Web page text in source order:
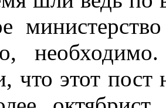
что этот пост